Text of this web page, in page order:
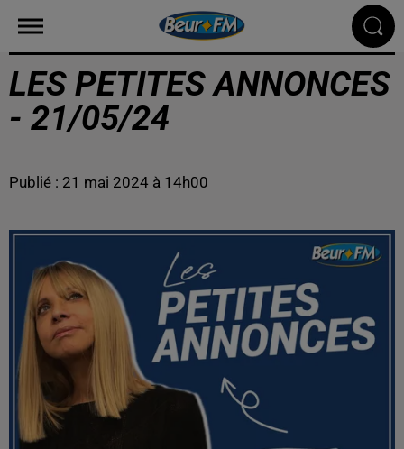
LES PETITES ANNONCES
- 21/05/24
Publié : 21 mai 2024 à 14h00